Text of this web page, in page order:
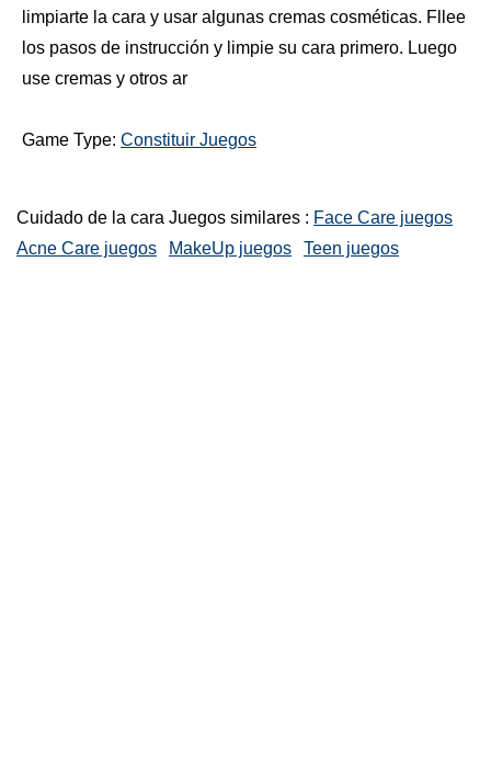
limpiarte la cara y usar algunas cremas cosméticas. Fllee
los pasos de instrucción y limpie su cara primero. Luego
use cremas y otros ar
Game Type: Constituir Juegos
Cuidado de la cara Juegos similares : Face Care juegos
Acne Care juegos
MakeUp juegos Teen juegos